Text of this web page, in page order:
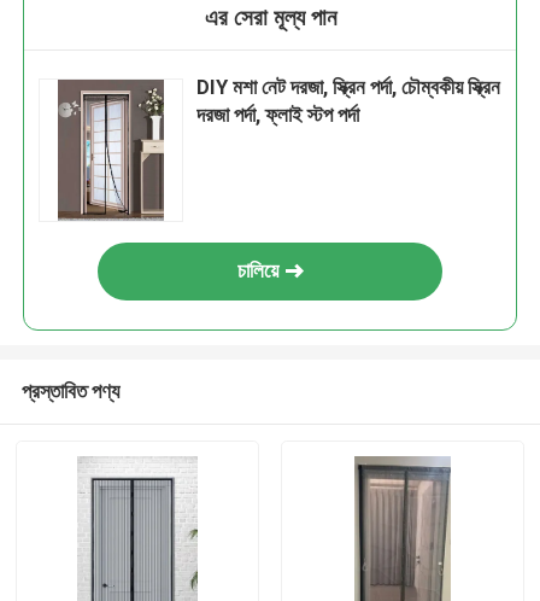
এর সেরা মূল্য পান
DIY মশা নেট দরজা, স্ক্রিন পর্দা, চৌম্বকীয় স্ক্রিন
দরজা পর্দা, ফ্লাই স্টপ পর্দা
চালিয়ে
প্রস্তাবিত পণ্য